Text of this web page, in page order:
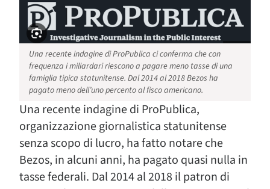
Una recente indagine di ProPublica ci conferma che con
frequenza i miliardari riescono a pagare meno tasse di una
famiglia tipica statunitense. Dal 2014 al 2018 Bezos ha
pagato meno dell’uno percento al fisco americano.
Una recente indagine di ProPublica,
organizzazione giornalistica statunitense
senza scopo di lucro, ha fatto notare che
Bezos, in alcuni anni, ha pagato quasi nulla in
tasse federali. Dal 2014 al 2018 il patron di